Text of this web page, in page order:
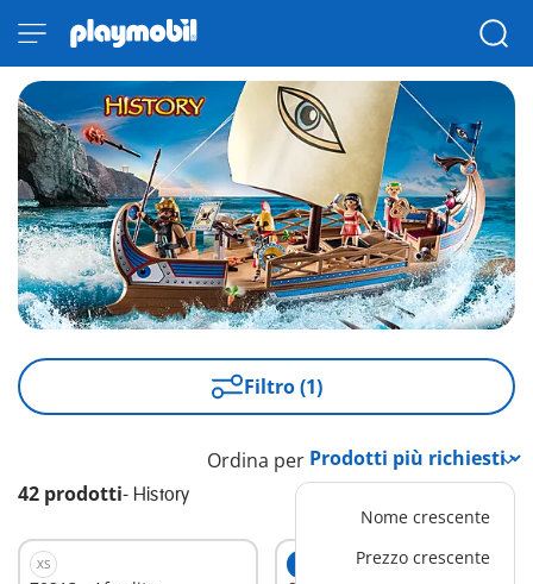
Filtro (1)
42 prodotti- History
Ordina per
Nome crescente
Prezzo crescente
XS ESCLUSIVO M